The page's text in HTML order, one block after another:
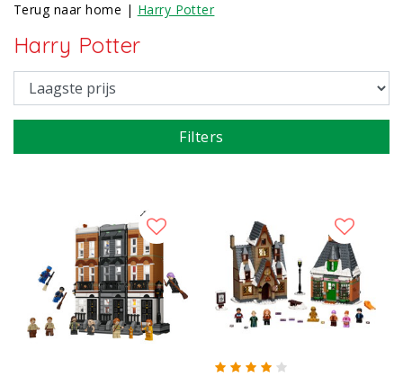
Terug naar home | Harry Potter
Harry Potter
Filters